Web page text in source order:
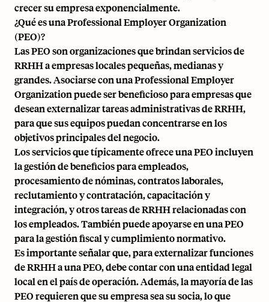
crecer su empresa exponencialmente.
¿Qué es una Professional Employer Organization
(PEO)?
Las PEO son organizaciones que brindan servicios de
RRHH a empresas locales pequeñas, medianas y
grandes. Asociarse con una Professional Employer
Organization puede ser beneficioso para empresas que
desean externalizar tareas administrativas de RRHH,
para que sus equipos puedan concentrarse en los
objetivos principales del negocio.
Los servicios que típicamente ofrece una PEO incluyen
la gestión de beneficios para empleados,
procesamiento de nóminas, contratos laborales,
reclutamiento y contratación, capacitación y
integración, y otros tareas de RRHH relacionadas con
los empleados. También puede apoyarse en una PEO
para la gestión fiscal y cumplimiento normativo.
Es importante señalar que, para externalizar funciones
de RRHH a una PEO, debe contar con una entidad legal
local en el país de operación. Además, la mayoría de las
PEO requieren que su empresa sea su socia, lo que